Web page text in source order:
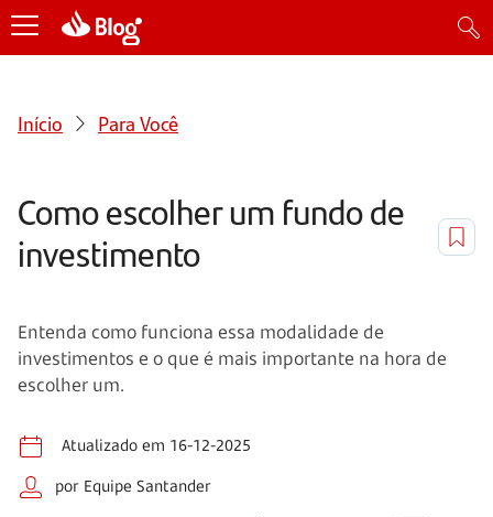
Início Para Você
Como escolher um fundo de
investimento
Entenda como funciona essa modalidade de
investimentos e o que é mais importante na hora de
escolher um.
Atualizado em 16-12-2025
por Equipe Santander